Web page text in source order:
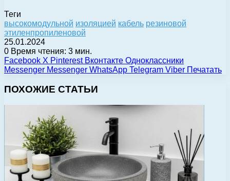
Теги
высокомодульной изоляцией кабель резиновой
этиленпропиленовой
25.01.2024
0 Время чтения: 3 мин.
Facebook X Pinterest Вконтакте Одноклассники
Messenger Messenger WhatsApp Telegram Viber Печатать
ПОХОЖИЕ СТАТЬИ